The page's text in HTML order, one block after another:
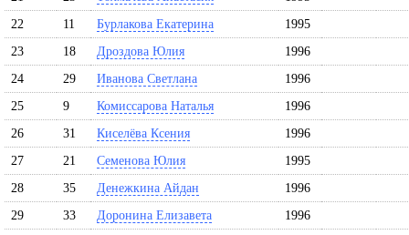
22
11 Бурлакова Екатерина
1995
23
18 Дроздова Юлия
1996
24
29 Иванова Светлана
1996
25
9 Комиссарова Наталья
1996
26
31 Киселёва Ксения
1996
27
21 Семенова Юлия
1995
28
35 Денежкина Айдан
1996
29
33 Доронина Елизавета
1996